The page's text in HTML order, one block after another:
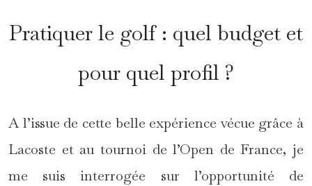
Pratiquer le golf : quel budget et
pour quel profil ?
A l’issue de cette belle expérience vécue grâce à
Lacoste et au tournoi de l’Open de France, je
me suis interrogée sur l’opportunité de